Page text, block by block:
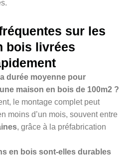
sur les
bois livrées
durée moyenne pour
maison en bois de 100m2 ?
le montage complet peut
moins d’un mois, souvent entre
, grâce à la préfabrication
en bois sont-elles durables